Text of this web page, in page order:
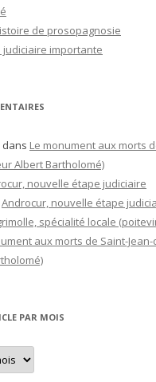
de prosopagnosie
importante
dans Le monument aux morts
Albert Bartholomé)
nouvelle étape judiciaire
Androcur, nouvelle étape
spécialité locale
aux morts de Saint-Jean-
PAR MOIS